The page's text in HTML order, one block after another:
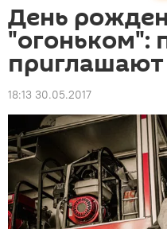
День
"огоньком":
18:13 30.05.2017